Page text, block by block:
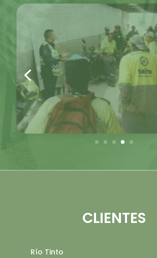
CLIENTES
Río Tinto